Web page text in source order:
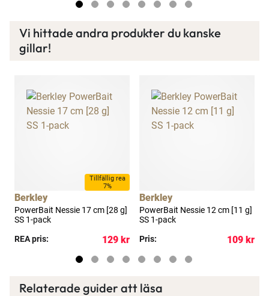
Vi hittade andra produkter du kanske
gillar!
Tillfällig rea
7%
Berkley
PowerBait Nessie 17 cm [28 g]
SS 1-pack
REA pris:
129 kr
Berkley
PowerBait Nessie 12 cm [11 g]
SS 1-pack
Pris:
109 kr
Relaterade guider att läsa